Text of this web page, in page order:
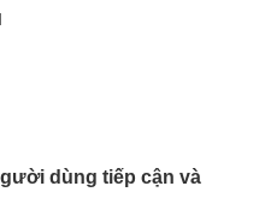
dùng tiếp cận và